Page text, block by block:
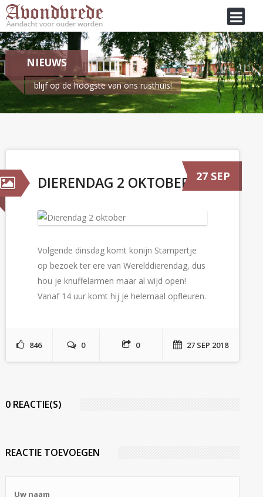
NIEUWS
blijf op de hoogste van ons rusthuis!
Dierendag 2 oktober
DIERENDAG 2 OKTOBER 27 SEP
Volgende dinsdag komt konijn Stampertje
op bezoek ter ere van Werelddierendag, dus
hou je knuffelarmen maar al wijd open!
Vanaf 14 uur komt hij je helemaal opfleuren.
846 0 0 27 SEP 2018
0 REACTIE(S)
REACTIE TOEVOEGEN